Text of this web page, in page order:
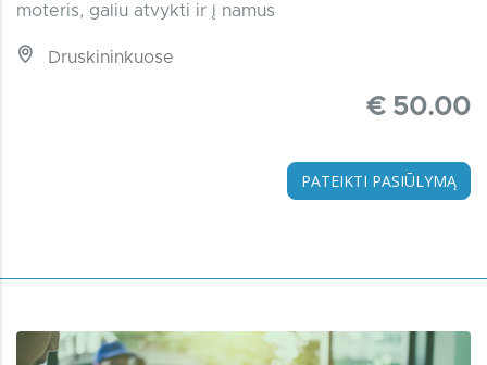
moteris, galiu atvykti ir į namus
Druskininkuose
€ 50.00
PATEIKTI PASIŪLYMĄ